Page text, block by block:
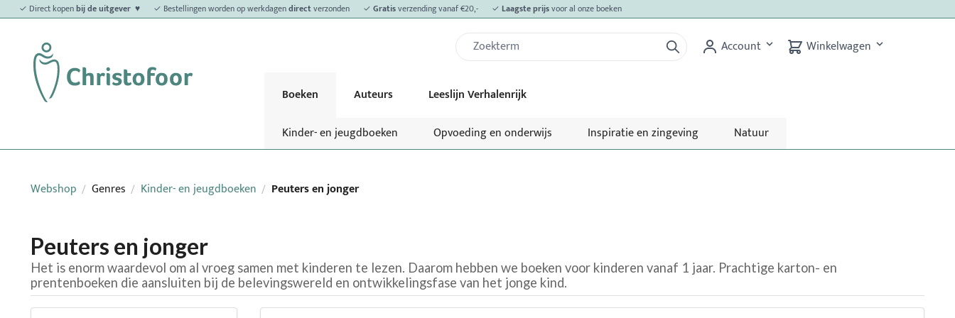
✓ Direct kopenbij de uitgever ♥ ✓ Bestellingen worden op werkdagendirectverzonden ✓ Gratisverzending vanaf €20,- ✓ Laagste prijsvoor al onze boeken
Account Winkelwagen
Boeken Auteurs
Leeslijn Verhalenrijk
Kinder- en jeugdboeken
Opvoeding en onderwijs Inspiratie en zingeving Natuur
Webshop / Genres / Kinder- en jeugdboeken / Peuters en jonger
Peuters en jonger
Het is enorm waardevol om al vroeg samen met kinderen te lezen. Daarom hebben we boeken voor kinderen vanaf 1 jaar. Prachtige karton- en
prentenboeken die aansluiten bij de belevingswereld en ontwikkelingsfase van het jonge kind.